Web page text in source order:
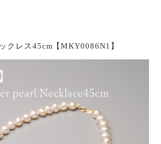
クレス45cm【MKY0086N1】